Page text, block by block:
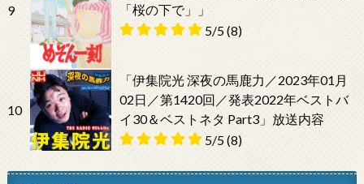
9
「桜の下で」」
5/5(8)
10
「伊集院光 深夜の馬鹿力／2023年01月
02日／第1420回／発表2022年ベストバ
イ30＆ベストネタ Part3」放送内容
5/5(8)